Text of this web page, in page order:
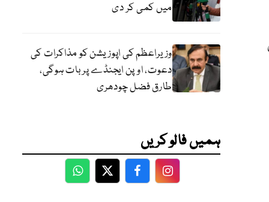
میں کمی کر دی
وزیراعظم کی اپوزیشن کو مذاکرات کی
دعوت، اوپن ایجنڈے پر بات ہوگی،
طارق فضل چودھری
ہمیں فالو کریں
WhatsApp
TwitterFacebookFacebook